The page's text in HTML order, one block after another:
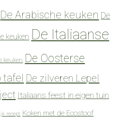
De Arabische keuken De
keuken De Italiaanse
keuken De Oosterse
tafel De zilveren Lepel
Italiaans feest in eigen tuin
recept Koken met de Ecostoof